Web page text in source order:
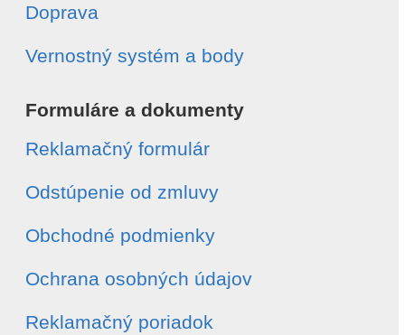
Doprava
Vernostný systém a body
Formuláre a dokumenty
Reklamačný formulár
Odstúpenie od zmluvy
Obchodné podmienky
Ochrana osobných údajov
Reklamačný poriadok